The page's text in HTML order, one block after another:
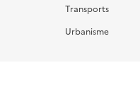
Transports
Urbanisme